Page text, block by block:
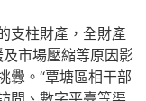
支柱財產，全財產
市場壓縮等原因影
釁。“覃塘區相干部